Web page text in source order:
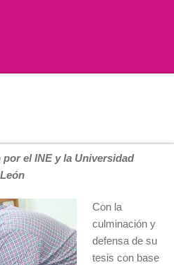
el INE y la Universidad
Con la
culminación y
defensa de su
tesis con base